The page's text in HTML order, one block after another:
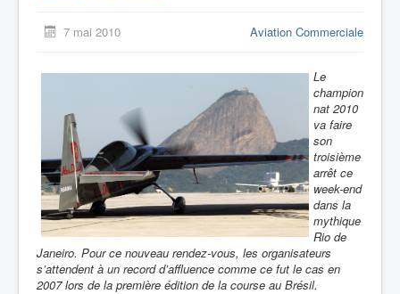
7 mai 2010 Aviation Commerciale
Le
champion
nat 2010
va faire
son
troisième
arrêt ce
week-end
dans la
mythique
Rio de
Janeiro. Pour ce nouveau rendez-vous, les organisateurs
s’attendent à un record d’affluence comme ce fut le cas en
2007 lors de la première édition de la course au Brésil.